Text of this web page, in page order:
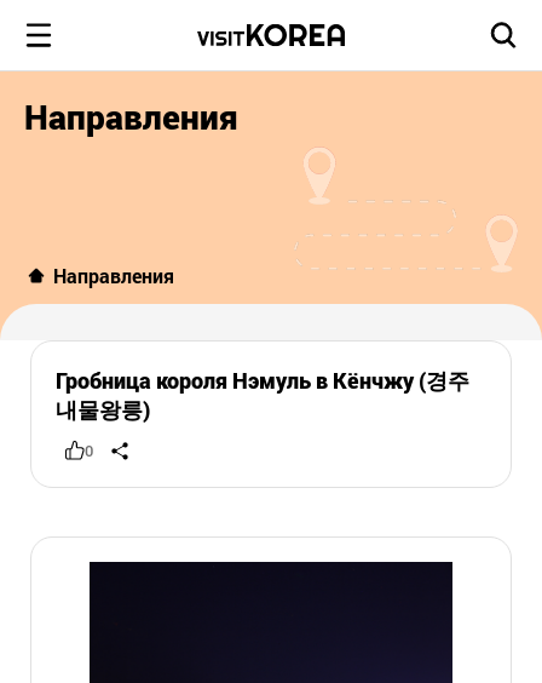
Направления
Направления
Гробница короля Нэмуль в Кёнчжу (경주
내물왕릉)
0